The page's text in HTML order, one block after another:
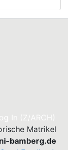
In (Z/ARCH)
Matrikel
bamberg.de